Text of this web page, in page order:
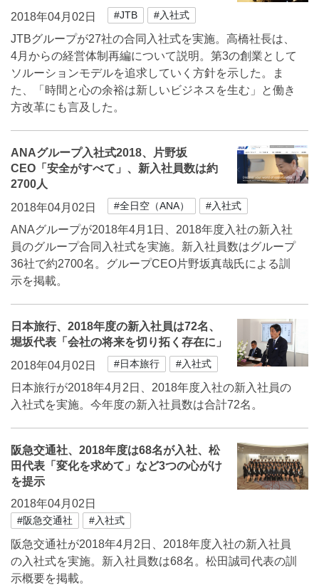
2018年04月02日
#JTB #入社式
JTBグループが27社の合同入社式を実施。高橋社長は、
4月からの経営体制再編について説明。第3の創業として
ソルーションモデルを追求していく方針を示した。ま
た、「時間と心の余裕は新しいビジネスを生む」と働き
方改革にも言及した。
ANAグループ入社式2018、片野坂
CEO「安全がすべて」、新入社員数は約
2700人
2018年04月02日
#全日空（ANA） #入社式
ANAグループが2018年4月1日、2018年度入社の新入社
員のグループ合同入社式を実施。新入社員数はグループ
36社で約2700名。グループCEO片野坂真哉氏による訓
示を掲載。
日本旅行、2018年度の新入社員は72名、
堀坂代表「会社の将来を切り拓く存在に」
2018年04月02日
#日本旅行 #入社式
日本旅行が2018年4月2日、2018年度入社の新入社員の
入社式を実施。今年度の新入社員数は合計72名。
阪急交通社、2018年度は68名が入社、松
田代表「変化を求めて」など3つの心がけ
を提示
2018年04月02日
#阪急交通社 #入社式
阪急交通社が2018年4月2日、2018年度入社の新入社員
の入社式を実施。新入社員数は68名。松田誠司代表の訓
示概要を掲載。